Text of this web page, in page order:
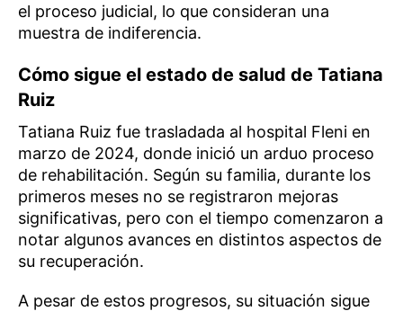
el proceso judicial, lo que consideran una
muestra de indiferencia.
Cómo sigue el estado de salud de Tatiana
Ruiz
Tatiana Ruiz fue trasladada al hospital Fleni en
marzo de 2024, donde inició un arduo proceso
de rehabilitación. Según su familia, durante los
primeros meses no se registraron mejoras
significativas, pero con el tiempo comenzaron a
notar algunos avances en distintos aspectos de
su recuperación.
A pesar de estos progresos, su situación sigue